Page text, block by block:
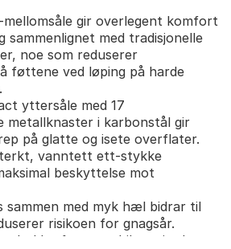
mellomsåle gir overlegent komfort
sammenlignet med tradisjonelle
noe som reduserer
føttene ved løping på harde
yttersåle med 17
metallknaster i karbonstål gir
på glatte og isete overflater.
vanntett ett-stykke
beskyttelse mot
sammen med myk hæl bidrar til
risikoen for gnagsår.
holder foten stabil og gir ekstra